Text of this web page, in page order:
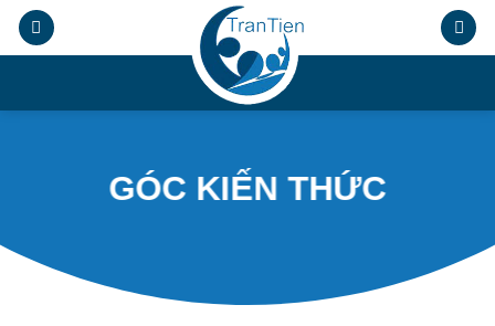
Chuyển
đến
.
GÓC KIẾN THỨC